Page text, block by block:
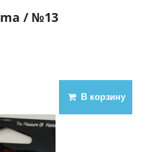
/ №13
В корзину